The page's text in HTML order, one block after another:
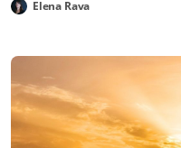
Elena Rava